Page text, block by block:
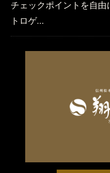
チェックポイントを自由
トロゲ...